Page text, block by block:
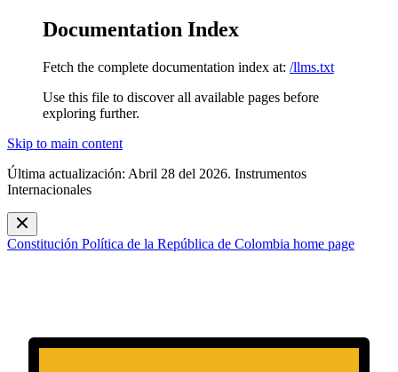
Documentation Index
Fetch the complete documentation index at: /llms.txt
Use this file to discover all available pages before
exploring further.
Skip to main content
Última actualización: Abril 28 del 2026. Instrumentos
Internacionales
Constitución Política de la República de Colombia home page